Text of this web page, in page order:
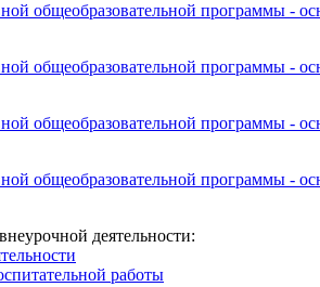
общеобразовательной программы -
общеобразовательной программы -
общеобразовательной программы -
общеобразовательной программы -
деятельности:
работы